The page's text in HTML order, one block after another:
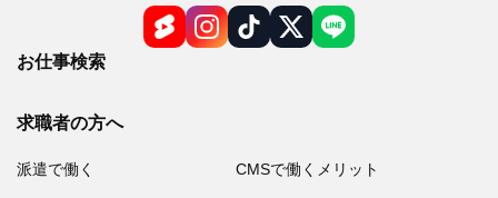
お仕事検索
求職者の方へ
派遣で働く CMSで働くメリット